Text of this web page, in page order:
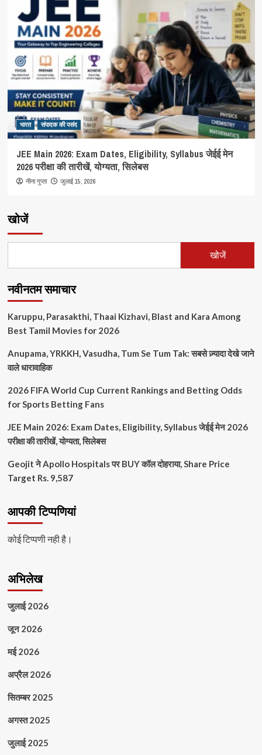
भारत संपादक की पसंद
JEE Main 2026: Exam Dates, Eligibility, Syllabus जेईई मेन
2026 परीक्षा की तारीखें, योग्यता, सिलेबस
नीना गुप्ता जुलाई 15, 2026
खोजें
खोजें
नवीनतम समाचार
Karuppu, Parasakthi, Thaai Kizhavi, Blast and Kara Among
Best Tamil Movies for 2026
Anupama, YRKKH, Vasudha, Tum Se Tum Tak: सबसे ज़्यादा देखे जाने
वाले धारावाहिक
2026 FIFA World Cup Current Rankings and Betting Odds
for Sports Betting Fans
JEE Main 2026: Exam Dates, Eligibility, Syllabus जेईई मेन 2026
परीक्षा की तारीखें, योग्यता, सिलेबस
Geojit ने Apollo Hospitals पर BUY कॉल दोहराया, Share Price
Target Rs. 9,587
आपकी टिप्पणियां
कोई टिप्पणी नही है।
अभिलेख
जुलाई 2026
जून 2026
मई 2026
अप्रैल 2026
सितम्बर 2025
अगस्त 2025
जुलाई 2025